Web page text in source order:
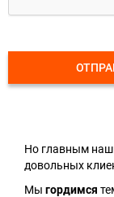
Но главным
довольных
Мы гордимся